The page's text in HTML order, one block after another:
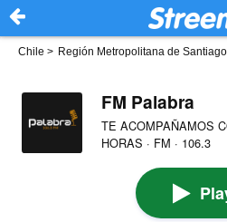
Chile > Región Metropolitana de Santiago
FM Palabra
TE ACOMPAÑAMOS
HORAS · FM · 106.3